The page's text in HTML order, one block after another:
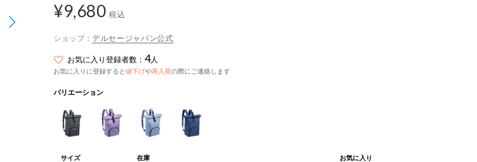
¥9,680 税込
ショップ： デルセージャパン公式
お気に入り登録者数： 4人
お気に入りに登録すると値下げや再入荷の際にご連絡します
バリエーション
サイズ 在庫 お気に入り